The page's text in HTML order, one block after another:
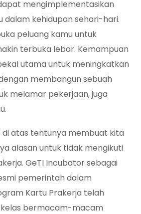
mengimplementasikan
dalam kehidupan sehari-hari.
peluang kamu untuk
terbuka lebar. Kemampuan
utama untuk meningkatkan
membangun sebuah
melamar pekerjaan, juga
atas tentunya membuat kita
alasan untuk tidak mengikuti
GeTI Incubator sebagai
pemerintah dalam
Kartu Prakerja telah
bermacam-macam